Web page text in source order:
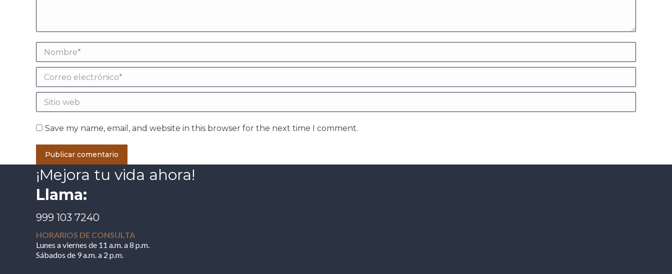
Nombre *
Correo electrónico *
Sitio web
Save my name, email, and website in this browser for the next time I comment.
Publicar comentario
¡Mejora tu vida ahora!
Llama:
999 103 7240
HORARIOS DE CONSULTA
Lunes a viernes de 11 a.m. a 8 p.m.
Sábados de 9 a.m. a 2 p.m.